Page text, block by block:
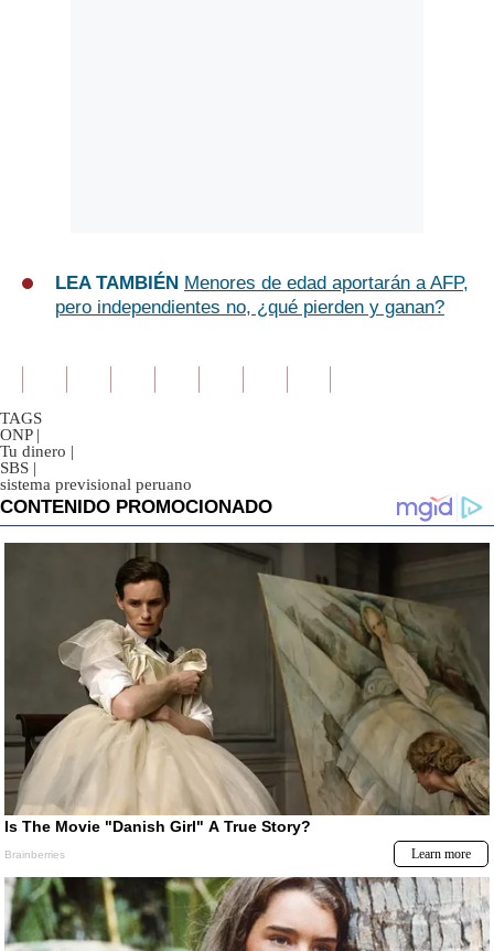
LEA TAMBIÉN Menores de edad aportarán a AFP,
pero independientes no, ¿qué pierden y ganan?
TAGS
ONP |
Tu dinero |
SBS |
sistema previsional peruano